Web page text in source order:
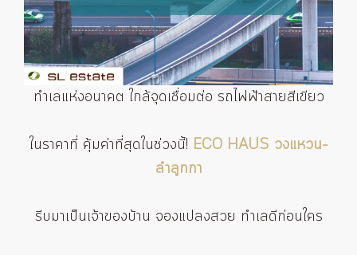
ทำเลแห่งอนาคต ใกล้จุดเชื่อมต่อ รถไฟฟ้าสายสีเขียว
ในราคาที่ คุ้มค่าที่สุดในช่วงนี้! ECO HAUS วงแหวน–
ลำลูกกา
รีบมาเป็นเจ้าของบ้าน จองแปลงสวย ทำเลดีก่อนใคร